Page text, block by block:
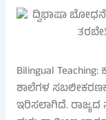
Bilingual
ಶಾಲೆಗಳ
ಇರಿಸಲಾಗಿದೆ. ರಾಜ್ಯದ